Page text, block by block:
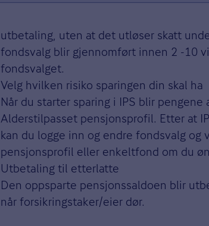
utbetaling, uten at det utløser skatt
fondsvalg blir gjennomført innen 2 -10
fondsvalget.
Velg hvilken risiko sparingen din skal ha
Når du starter sparing i IPS blir pengene
Alderstilpasset pensjonsprofil. Etter at
kan du logge inn og endre fondsvalg og
pensjonsprofil eller enkeltfond om du
Utbetaling til etterlatte
Den oppsparte pensjonssaldoen blir
når forsikringstaker/eier dør.